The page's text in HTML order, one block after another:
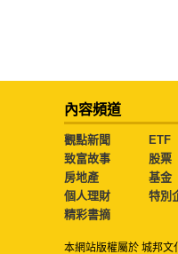
內容頻道
觀點新聞
ETF
致富故事
股票
房地產
基金
個人理財
特別
精彩書摘
本網站版權屬於 城邦文